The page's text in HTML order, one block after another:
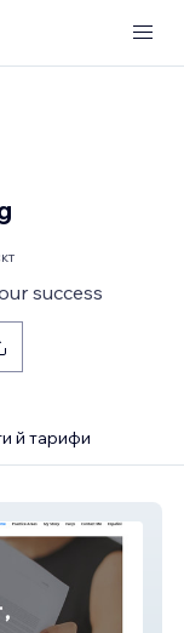
success
й тарифи